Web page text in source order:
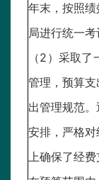
年末，按照
局进行统一
（2）采取
管理，预算
出管理规范
安排，严格
上确保了经